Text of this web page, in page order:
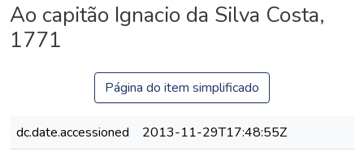
Estatísticas
Ao capitão Ignacio da Silva Costa,
1771
Página do item simplificado
dc.date.accessioned
2013-11-29T17:48:55Z